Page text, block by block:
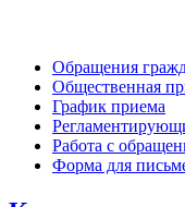
Обращения
Общественная
График приема
Работа с
Форма для